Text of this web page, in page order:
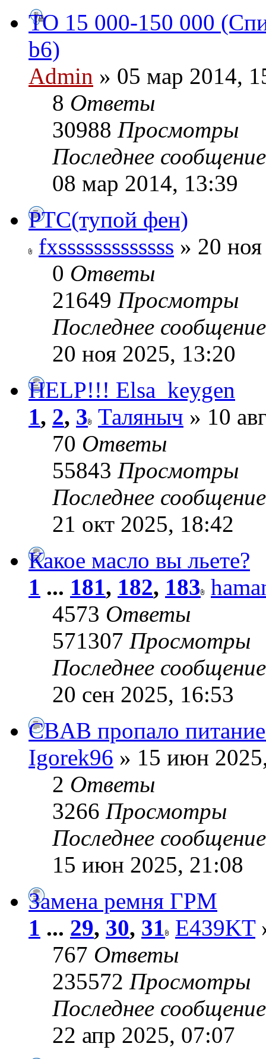
ТО 15 000-150 000
b6)
Admin » 05 мар 2014,
8 Ответы
30988 Просмотры
Последнее
08 мар 2014, 13:39
РТС(тупой фен)
fxsssssssssssss » 20
0 Ответы
21649 Просмотры
Последнее
20 ноя 2025, 13:20
HELP!!! Elsa_keygen
1, 2, 3 Таляныч » 10
70 Ответы
55843 Просмотры
Последнее
21 окт 2025, 18:42
Какое масло вы льете?
1 ... 181, 182, 183
4573 Ответы
571307 Просмотры
Последнее
20 сен 2025, 16:53
CBAB пропало
Igorek96 » 15 июн
2 Ответы
3266 Просмотры
Последнее
15 июн 2025, 21:08
Замена ремня ГРМ
1 ... 29, 30, 31 E439KT
767 Ответы
235572 Просмотры
Последнее
22 апр 2025, 07:07